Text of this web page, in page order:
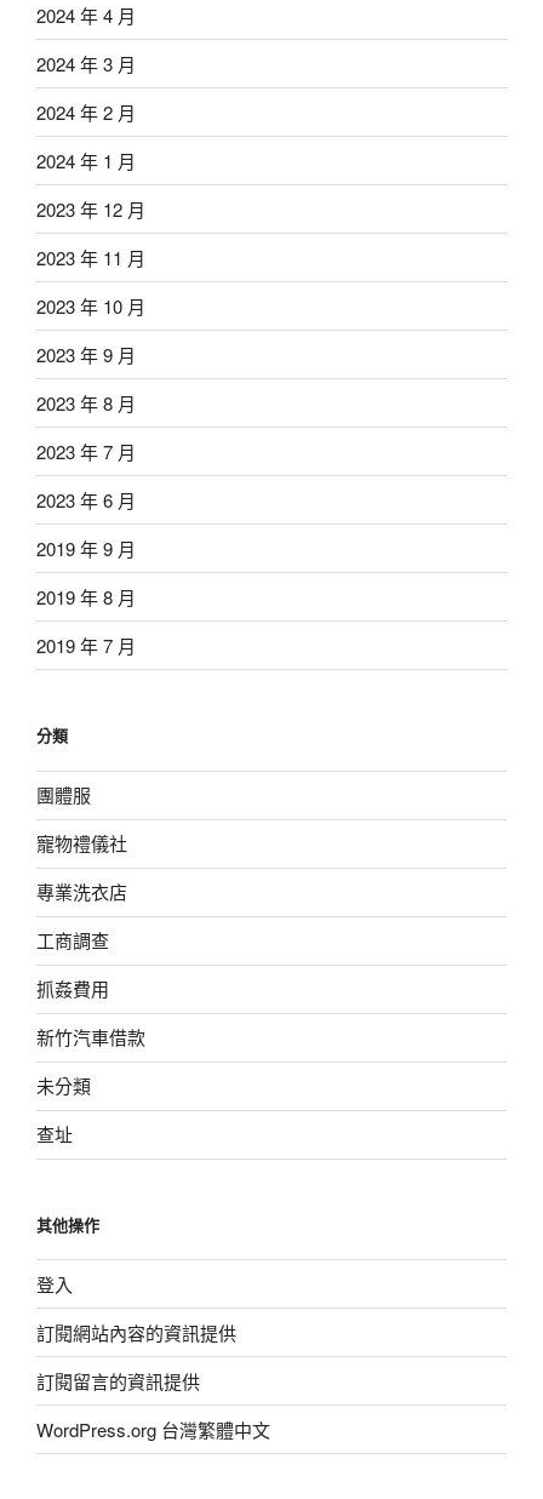
2024 年 4 月
2024 年 3 月
2024 年 2 月
2024 年 1 月
2023 年 12 月
2023 年 11 月
2023 年 10 月
2023 年 9 月
2023 年 8 月
2023 年 7 月
2023 年 6 月
2019 年 9 月
2019 年 8 月
2019 年 7 月
分類
團體服
寵物禮儀社
專業洗衣店
工商調查
抓姦費用
新竹汽車借款
未分類
查址
其他操作
登入
訂閱網站內容的資訊提供
訂閱留言的資訊提供
WordPress.org 台灣繁體中文